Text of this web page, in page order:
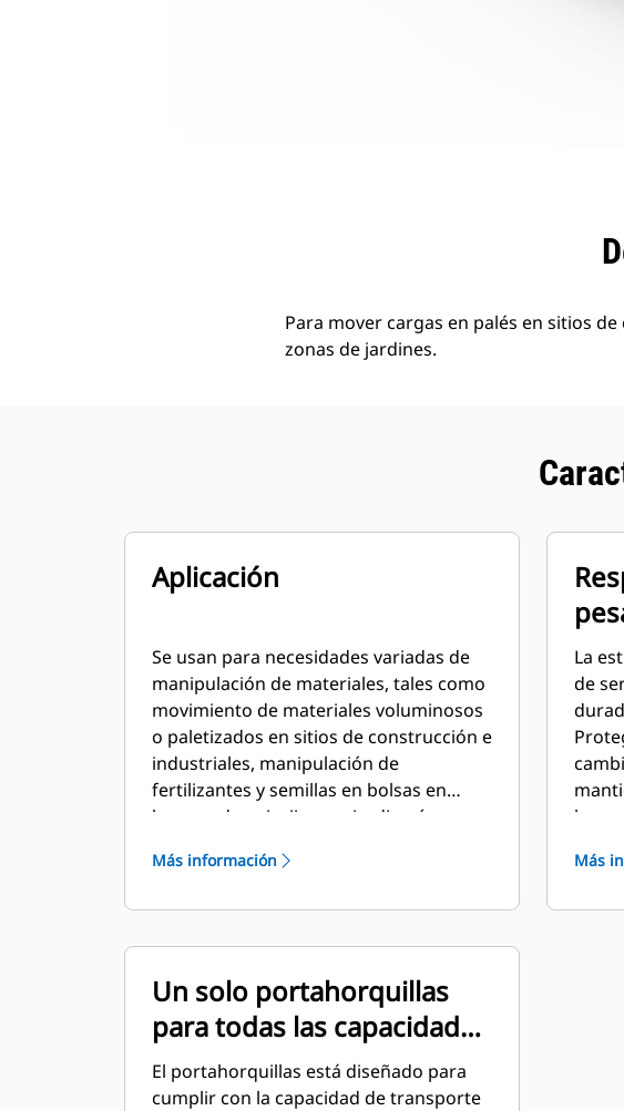
Para mover cargas en palés en sitios
zonas de jardines.
Aplicación
Se usan para necesidades variadas de
manipulación de materiales, tales como
movimiento de materiales voluminosos
o paletizados en sitios de construcción e
industriales, manipulación de
fertilizantes y semillas en bolsas en
lugares de paisajismo y jardinería,
Más información
La
de
las
Más
Un solo portahorquillas
para todas las capacidades
de transporte
El portahorquillas está diseñado para
cumplir con la capacidad de transporte